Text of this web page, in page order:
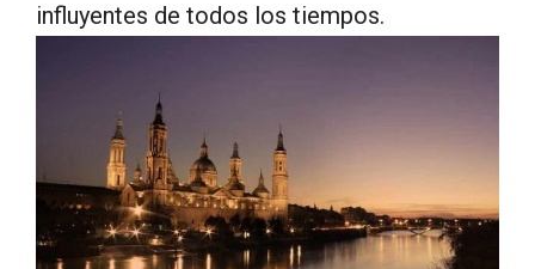
influyentes de todos los tiempos.